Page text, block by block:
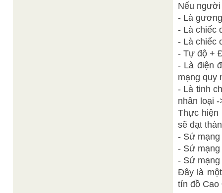
Nếu
- Là
- Là chiếc
- Là chiếc
- Tự độ +
- Là điện
mạng quy
- Là tinh
nhân loại
Thực hiện
sẽ đạt
- Sứ mạng
- Sứ
- Sứ
Đây là
tín đồ Cao